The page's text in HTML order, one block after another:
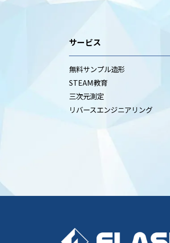
サービス
無料サンプル造形
STEAM教育
三次元測定
リバースエンジニアリング